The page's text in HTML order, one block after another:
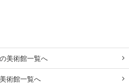
美術館一覧へ
術館一覧へ